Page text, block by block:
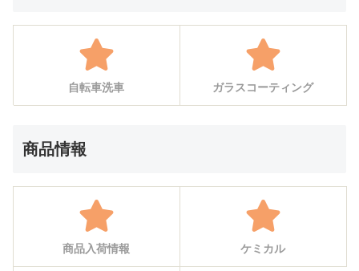
自転車洗車 ガラスコーティング
商品情報
商品入荷情報 ケミカル